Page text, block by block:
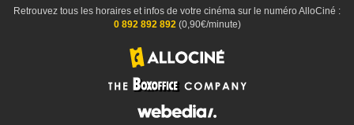
Retrouvez tous les horaires et infos de votre cinéma sur le numéro AlloCiné :
0 892 892 892(0,90€/minute)